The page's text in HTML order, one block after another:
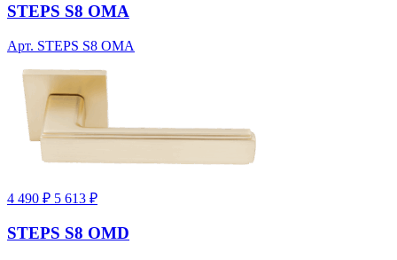
STEPS S8 OMA
Арт. STEPS S8 OMA
4 490 ₽ 5 613 ₽
STEPS S8 OMD